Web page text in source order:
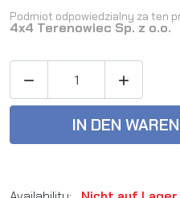
Podmiot odpowiedzialny za ten
4x4 Terenowiec Sp. z o.o.
 
IN DEN